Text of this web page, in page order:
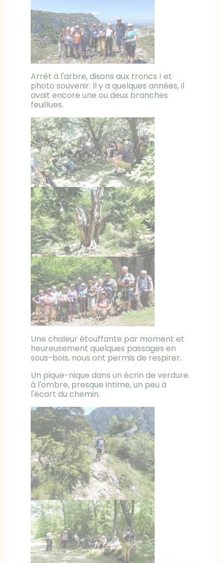
Arrêt à l'arbre, disons aux troncs ! et
photo souvenir. Il y a quelques années, il
avait encore une ou deux branches
feuillues.
Une chaleur étouffante par moment et
heureusement quelques passages en
sous-bois, nous ont permis de respirer.
Un pique-nique dans un écrin de verdure
à l'ombre, presque intime, un peu à
l'écart du chemin.